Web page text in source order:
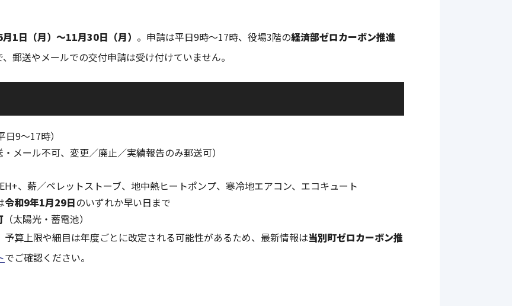
1日（月）〜11月30日（月） 。申請は平日9時〜17時、役場3階の経済部ゼロカーボン推進
郵送やメールでの交付申請は受け付けていません。
日9〜17時）
・メール不可、変更／廃止／実績報告のみ郵送可）
、薪／ペレットストーブ、地中熱ヒートポンプ、寒冷地エアコン、エコキュート
令和9年1月29日のいずれか早い日まで
（太陽光・蓄電池）
算上限や細目は年度ごとに改定される可能性があるため、最新情報は当別町ゼロカーボン推
でご確認ください。